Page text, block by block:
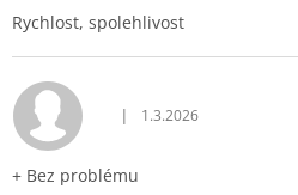
Rychlost, spolehlivost
Hodnocení obchodu je
| 1.3.2026
+ Bez problému